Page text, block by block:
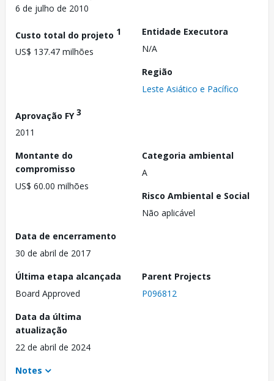
6 de julho de 2010
Custo total do projeto 1
US$ 137.47 milhões
Entidade Executora
N/A
Região
Leste Asiático e Pacífico
Aprovação FY3
2011
Montante do
compromisso
US$ 60.00 milhões
Categoria ambiental
A
Risco Ambiental e Social
Não aplicável
Data de encerramento
30 de abril de 2017
Última etapa alcançada
Board Approved
Parent Projects
P096812
Data da última
atualização
22 de abril de 2024
Notes